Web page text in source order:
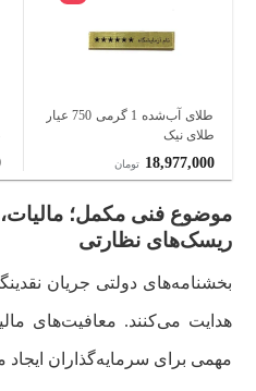
طلای آب‌شده 1 گرمی 750 عیار
طلای نیک
18,977,000 تومان
موضوع فنی مکمل؛
ریسک‌های نظارتی
بخشنامه‌های دولتی جریان
هدایت می‌کنند. معافیت‌های
مهمی برای سرمایه‌گذاران ایجاد